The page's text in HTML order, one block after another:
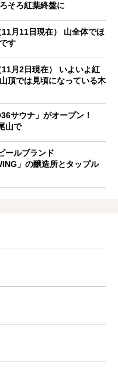
そろ紅葉終盤に
月11日現在） 山全体でほ
す
月2日現在） いよいよ紅
頂では見頃になっている木
サウナ」がオープン！
山で
ールブランド
」の醸造所とタップル